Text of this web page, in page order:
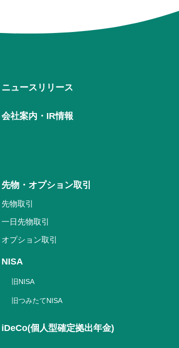
ニュースリリース
会社案内・IR情報
先物・オプション取引
先物取引
一日先物取引
オプション取引
NISA
旧NISA
旧つみたてNISA
iDeCo(個人型確定拠出年金)